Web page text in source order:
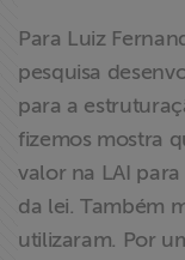
Para Luiz
pesquisa
para a
fizemos mostra
valor na LAI
da lei. Também
utilizaram. Por